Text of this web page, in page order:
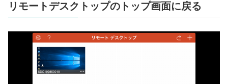
リモートデスクトップのトップ画面に戻る